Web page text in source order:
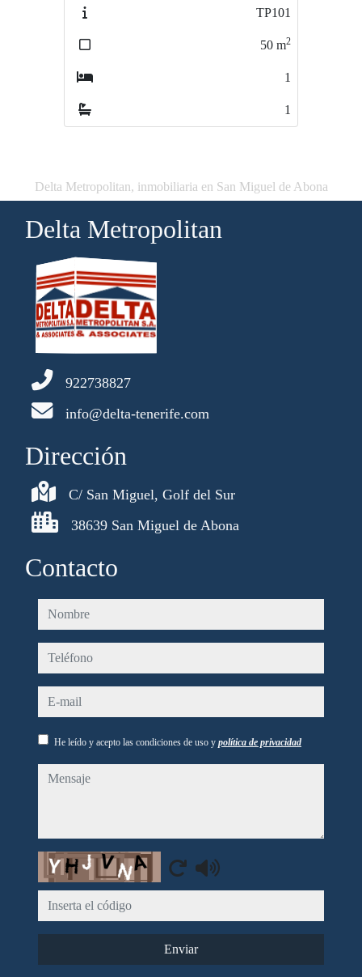
TP101
50 m2
1
1
Delta Metropolitan, inmobiliaria en San Miguel de Abona
Delta Metropolitan
922738827
info@delta-tenerife.com
Dirección
C/ San Miguel, Golf del Sur
38639 San Miguel de Abona
Contacto
nombre
teléfono
e-mail
He leído y acepto las condiciones de uso y política de privacidad
mensaje
Captcha
Enviar